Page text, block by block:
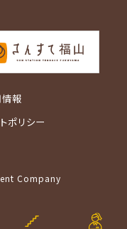
報
ポリシー
Company